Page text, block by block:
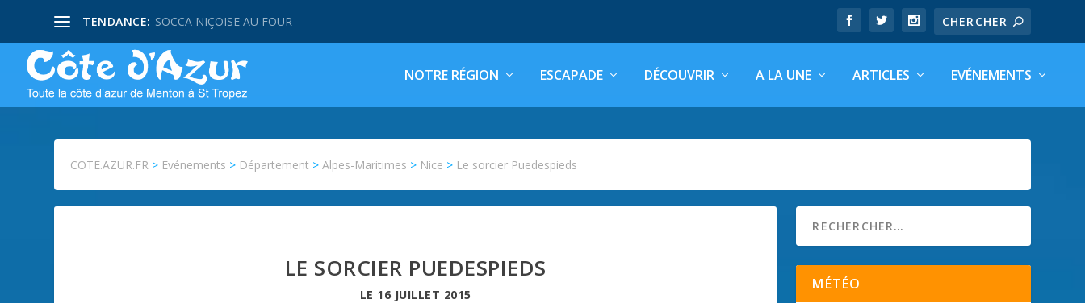
TENDANCE: SOCCA NIÇOISE AU FOUR
NOTRE RÉGION ESCAPADE DÉCOUVRIR A LA UNE ARTICLES EVÉNEMENTS
COTE.AZUR.FR > Evénements > Département >Alpes-Maritimes > Nice > Le sorcier Puedespieds
LE SORCIER PUEDESPIEDS
LE 16 JUILLET 2015
MÉTÉO